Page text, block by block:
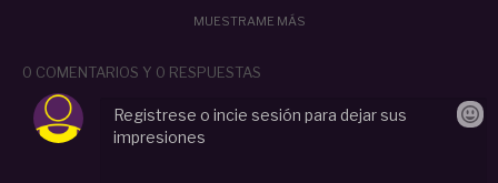
MUESTRAME MÁS
0 COMENTARIOS Y 0 RESPUESTAS